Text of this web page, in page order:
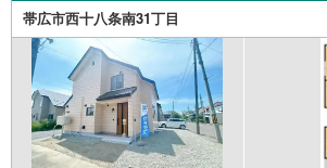
帯広市西十八条南31丁目